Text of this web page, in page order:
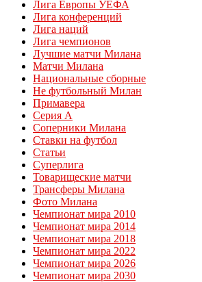
Лига Европы УЕФА
Лига конференций
Лига наций
Лига чемпионов
Лучшие матчи Милана
Матчи Милана
Национальные сборные
Не футбольный Милан
Примавера
Серия А
Соперники Милана
Ставки на футбол
Статьи
Суперлига
Товарищеские матчи
Трансферы Милана
Фото Милана
Чемпионат мира 2010
Чемпионат мира 2014
Чемпионат мира 2018
Чемпионат мира 2022
Чемпионат мира 2026
Чемпионат мира 2030